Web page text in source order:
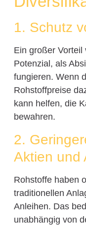
1. Schutz
Ein großer
Potenzial, als
fungieren. Wenn
Rohstoffpreise
kann helfen, die
bewahren.
2.
Aktien und
Rohstoffe haben
traditionellen
Anleihen. Das
unabhängig von